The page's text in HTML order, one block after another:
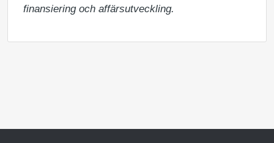
finansiering och affärsutveckling.